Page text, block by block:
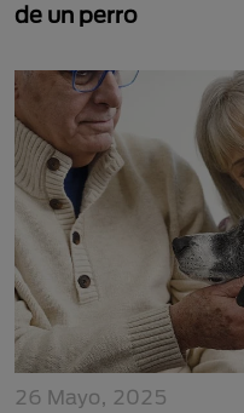
de un perro
26 Mayo, 2025